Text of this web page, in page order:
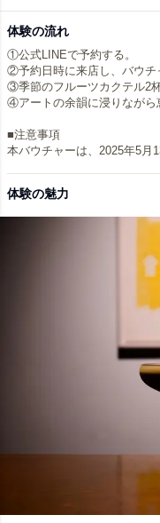
体験の流れ
①公式LINEで予約する。
②予約日時に来店し、バウチ
③季節のフルーツカクテル2
④アートの余韻に浸りながら
■注意事項
本バウチャーは、2025年5月
体験の魅力